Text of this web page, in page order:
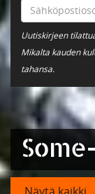
Uutiskirjeen
Mikalta kauden
tahansa.